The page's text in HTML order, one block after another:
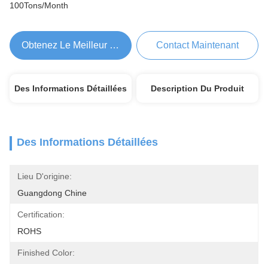
100Tons/Month
Obtenez Le Meilleur Prix Contact Maintenant
Des Informations Détaillées Description Du Produit
Des Informations Détaillées
Lieu D'origine:
Guangdong Chine
Certification:
ROHS
Finished Color: